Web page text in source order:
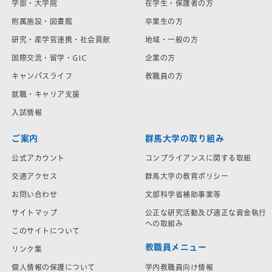
学部・大学院
附属施設・図書館
研究・産学官連携・社会貢献
国際交流・留学・GIC
キャンパスライフ
就職・キャリア支援
入試情報
在学生・保護者の方
卒業生の方
地域・一般の方
企業の方
教職員の方
ご案内
公式アカウント
交通アクセス
お問い合わせ
サイトマップ
このサイトについて
リンク集
個人情報の保護について
群馬大学の取り組み
コンプライアンスに関する取組
群馬大学の教育ポリシー
文部科学省補助事業等
公正な研究活動及び適正な資金執行
への取組み
教職員メニュー
学内教職員向け情報